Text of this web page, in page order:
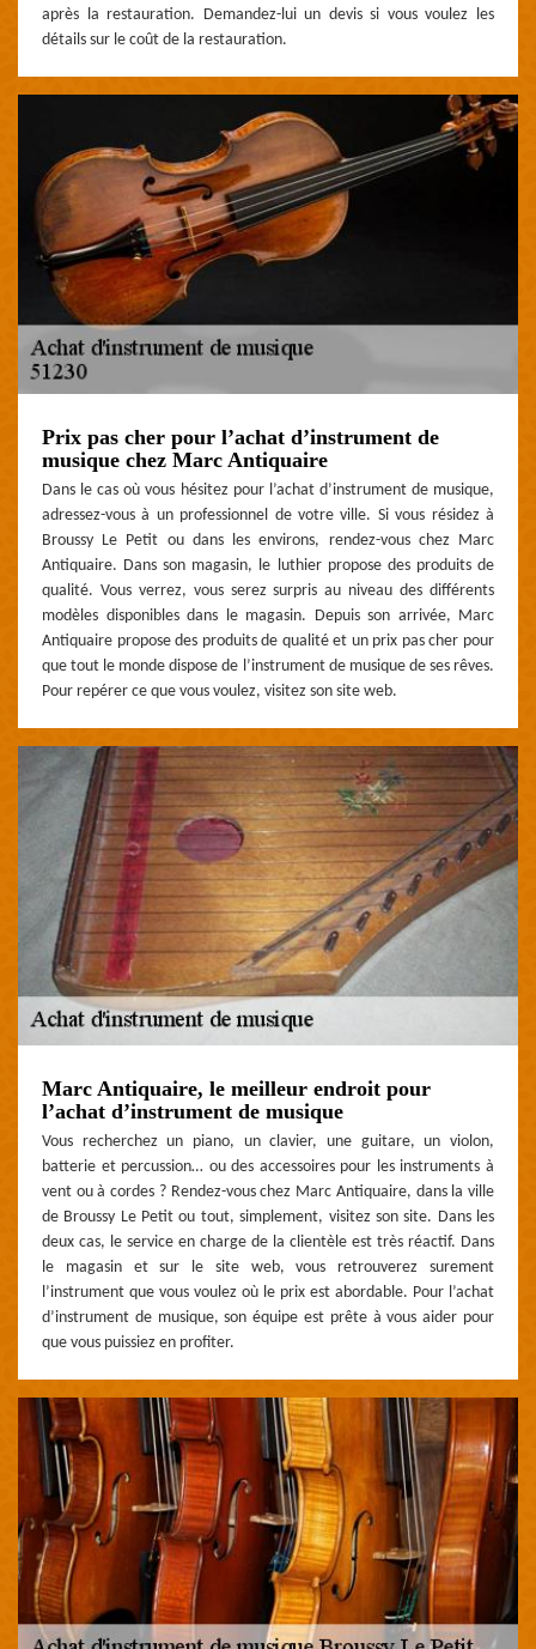
après la restauration. Demandez-lui un devis si vous voulez les
détails sur le coût de la restauration.
Prix pas cher pour l’achat d’instrument de
musique chez Marc Antiquaire
Dans le cas où vous hésitez pour l’achat d’instrument de musique,
adressez-vous à un professionnel de votre ville. Si vous résidez à
Broussy Le Petit ou dans les environs, rendez-vous chez Marc
Antiquaire. Dans son magasin, le luthier propose des produits de
qualité. Vous verrez, vous serez surpris au niveau des différents
modèles disponibles dans le magasin. Depuis son arrivée, Marc
Antiquaire propose des produits de qualité et un prix pas cher pour
que tout le monde dispose de l’instrument de musique de ses rêves.
Pour repérer ce que vous voulez, visitez son site web.
Marc Antiquaire, le meilleur endroit pour
l’achat d’instrument de musique
Vous recherchez un piano, un clavier, une guitare, un violon,
batterie et percussion… ou des accessoires pour les instruments à
vent ou à cordes ? Rendez-vous chez Marc Antiquaire, dans la ville
de Broussy Le Petit ou tout, simplement, visitez son site. Dans les
deux cas, le service en charge de la clientèle est très réactif. Dans
le magasin et sur le site web, vous retrouverez surement
l’instrument que vous voulez où le prix est abordable. Pour l’achat
d’instrument de musique, son équipe est prête à vous aider pour
que vous puissiez en profiter.